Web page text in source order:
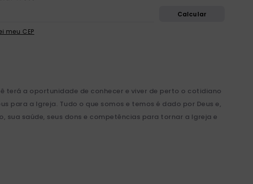
meu CEP
terá a oportunidade de conhecer e viver de perto o cotidiano
para a Igreja. Tudo o que somos e temos é dado por Deus e,
sua saúde, seus dons e competências para tornar a Igreja e